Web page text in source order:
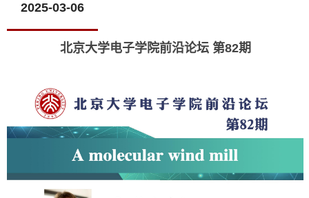
2025-03-06
北京大学电子学院前沿论坛 第82期